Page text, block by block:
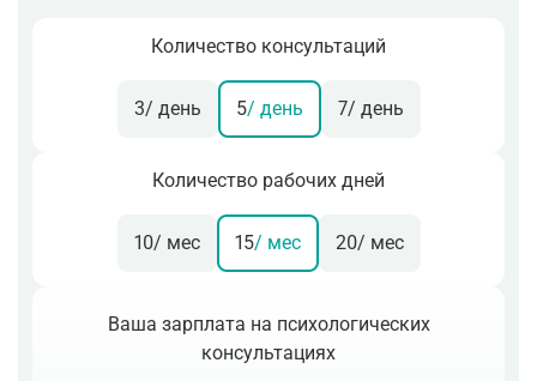
Количество консультаций
3/ день 5/ день 7/ день
Количество рабочих дней
10/ мес 15/ мес 20/ мес
Ваша зарплата на психологических
консультациях